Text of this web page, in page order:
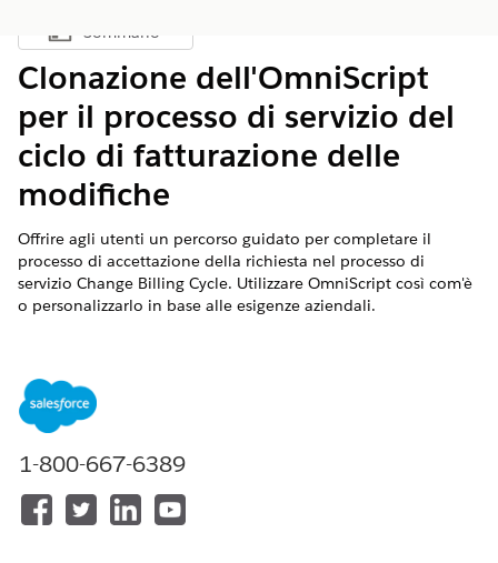
Mostra sommario
Sommario
Clonazione dell'OmniScript
per il processo di servizio del
ciclo di fatturazione delle
modifiche
Offrire agli utenti un percorso guidato per completare il
processo di accettazione della richiesta nel processo di
servizio Change Billing Cycle. Utilizzare OmniScript così com'è
o personalizzarlo in base alle esigenze aziendali.
Disponibile nelle versioni: Lightning Experience
Disponibile in: Versioni
Edition e Unlimited Edition in cui è abilitato Financial
Services Cloud
AUTORIZZAZIONI UTENTE RICHIESTE
1-800-667-6389